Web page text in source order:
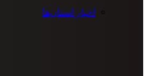
اخبار استان‌ها